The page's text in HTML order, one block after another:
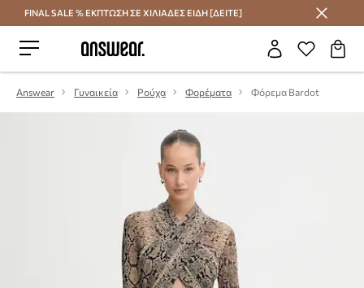
Εξοικονομήστε με το Answear Club
FINAL SALE % ΕΚΠΤΩΣΗ ΣΕ ΧΙΛΙΑΔΕΣ ΕΙΔΗ [ΔΕΙΤΕ]
Answear Γυναικεία Ρούχα Φορέματα Φόρεμα Bardot